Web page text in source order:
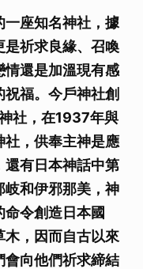
一座知名神社，據
是祈求良緣、召喚
情還是加溫現有感
福。今戶神社創
社，在1937年與
社，供奉主神是應
還有日本神話中第
和伊邪那美，神
令創造日本國
木，因而自古以來
會向他們祈求締結